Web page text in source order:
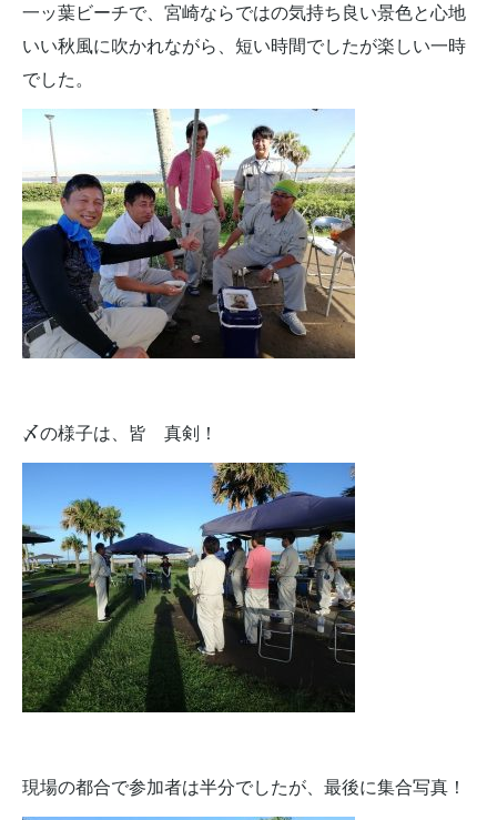
一ッ葉ビーチで、宮崎ならではの気持ち良い景色と心地
いい秋風に吹かれながら、短い時間でしたが楽しい一時
でした。
〆の様子は、皆 真剣！
現場の都合で参加者は半分でしたが、最後に集合写真！